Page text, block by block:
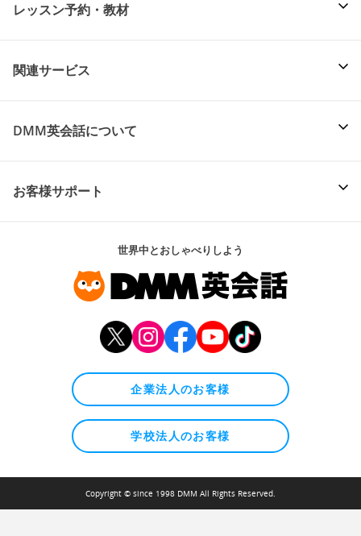
レッスン予約・教材
関連サービス
DMM英会話について
お客様サポート
世界中とおしゃべりしよう
企業法人のお客様
学校法人のお客様
Copyright © since 1998 DMM All Rights Reserved.